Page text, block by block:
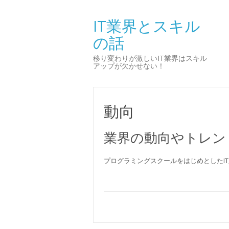
IT業界とスキル
の話
移り変わりが激しいIT業界はスキル
アップが欠かせない！
動向
業界の動向やトレ
プログラミングスクールをはじめとした